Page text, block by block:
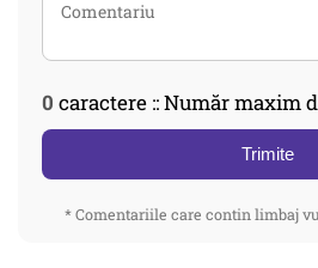
0 caractere :: Număr maxim
Trimite
* Comentariile care contin limbaj